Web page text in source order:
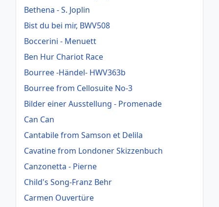
Bethena - S. Joplin
Bist du bei mir, BWV508
Boccerini - Menuett
Ben Hur Chariot Race
Bourree -Händel- HWV363b
Bourree from Cellosuite No-3
Bilder einer Ausstellung - Promenade
Can Can
Cantabile from Samson et Delila
Cavatine from Londoner Skizzenbuch
Canzonetta - Pierne
Child's Song-Franz Behr
Carmen Ouvertüre